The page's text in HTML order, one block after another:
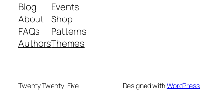
Blog
About
FAQs
Authors
Events
Shop
Patterns
Themes
Twenty Twenty-Five Designed withWordPress